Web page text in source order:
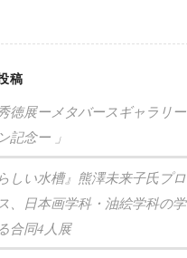
稿
秀徳展ーメタバースギャラリー
記念ー 」
らしい水槽』熊澤未来子氏プロ
、日本画学科・油絵学科の学
合同4人展